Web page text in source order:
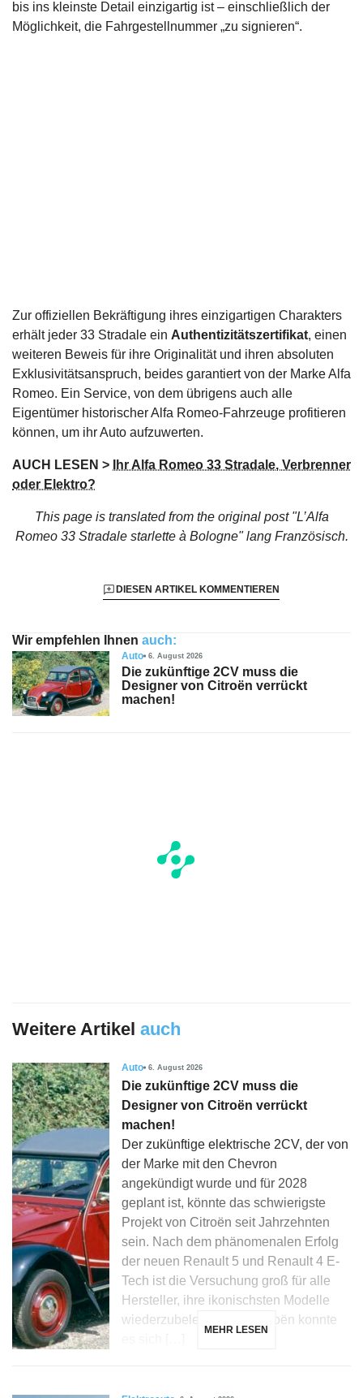
bis ins kleinste Detail einzigartig ist – einschließlich der
Möglichkeit, die Fahrgestellnummer „zu signieren“.
Zur offiziellen Bekräftigung ihres einzigartigen Charakters
erhält jeder 33 Stradale ein Authentizitätszertifikat, einen
weiteren Beweis für ihre Originalität und ihren absoluten
Exklusivitätsanspruch, beides garantiert von der Marke Alfa
Romeo. Ein Service, von dem übrigens auch alle
Eigentümer historischer Alfa Romeo-Fahrzeuge profitieren
können, um ihr Auto aufzuwerten.
AUCH LESEN >
Ihr Alfa Romeo 33 Stradale, Verbrenner
oder Elektro?
This page is translated from the original post "L’Alfa
Romeo 33 Stradale starlette à Bologne"lang Französisch.
DIESEN ARTIKEL KOMMENTIEREN
Wir empfehlen Ihnen auch:
Auto 6. August 2026
Die zukünftige 2CV muss die
Designer von Citroën verrückt
machen!
Weitere Artikel auch
Auto 6. August 2026
Die zukünftige 2CV muss die
Designer von Citroën verrückt
machen!
Der zukünftige elektrische 2CV, der von
der Marke mit den Chevron
angekündigt wurde und für 2028
geplant ist, könnte das schwierigste
Projekt von Citroën seit Jahrzehnten
sein. Nach dem phänomenalen Erfolg
der neuen Renault 5 und Renault 4 E-
Tech ist die Versuchung groß für alle
Hersteller, ihre ikonischsten Modelle
wiederzubeleben, und Citroën konnte
MEHR LESEN